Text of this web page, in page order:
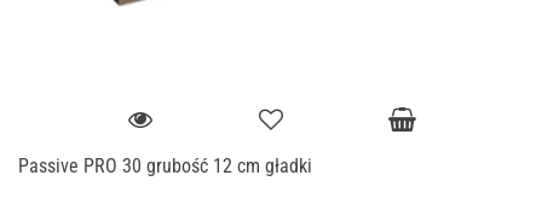
Passive PRO 30 grubość 12 cm gładki